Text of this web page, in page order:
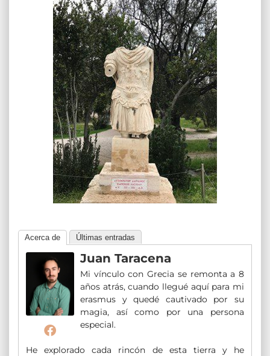
Acerca de Últimas entradas
Juan Taracena
Mi vínculo con Grecia se remonta a 8
años atrás, cuando llegué aquí para mi
erasmus y quedé cautivado por su
magia, así como por una persona
especial.
He explorado cada rincón de esta tierra y he